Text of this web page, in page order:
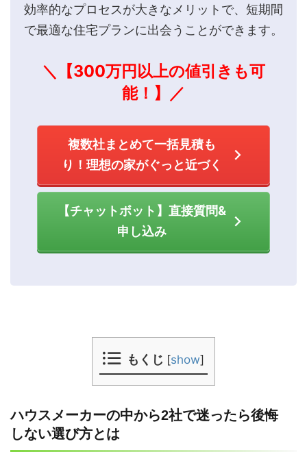
効率的なプロセスが大きなメリットで、短期間
で最適な住宅プランに出会うことができます。
＼【300万円以上の値引きも可
能！】／
複数社まとめて一括見積も
り！理想の家がぐっと近づく
【チャットボット】直接質問&
申し込み
もくじ [show]
ハウスメーカーの中から2社で迷ったら後悔
しない選び方とは